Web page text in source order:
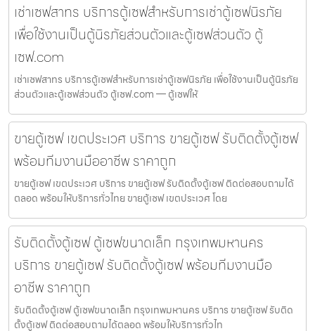
เช่าเซฟสาทร บริการตู้เซฟสำหรับการเช่าตู้เซฟนิรภัย
เพื่อใช้งานเป็นตู้นิรภัยส่วนตัวและตู้เซฟส่วนตัว ตู้
เซฟ.com
เช่าเซฟสาทร บริการตู้เซฟสำหรับการเช่าตู้เซฟนิรภัย เพื่อใช้งานเป็นตู้นิรภัย
ส่วนตัวและตู้เซฟส่วนตัว ตู้เซฟ.com — ตู้เซฟให้
ขายตู้เซฟ เขตประเวศ บริการ ขายตู้เซฟ รับติดตั้งตู้เซฟ
พร้อมทีมงานมืออาชีพ ราคาถูก
ขายตู้เซฟ เขตประเวศ บริการ ขายตู้เซฟ รับติดตั้งตู้เซฟ ติดต่อสอบถามได้
ตลอด พร้อมให้บริการทั่วไทย ขายตู้เซฟ เขตประเวศ โดย
รับติดตั้งตู้เซฟ ตู้เซฟขนาดเล็ก กรุงเทพมหานคร
บริการ ขายตู้เซฟ รับติดตั้งตู้เซฟ พร้อมทีมงานมือ
อาชีพ ราคาถูก
รับติดตั้งตู้เซฟ ตู้เซฟขนาดเล็ก กรุงเทพมหานคร บริการ ขายตู้เซฟ รับติด
ตั้งตู้เซฟ ติดต่อสอบถามได้ตลอด พร้อมให้บริการทั่วไท